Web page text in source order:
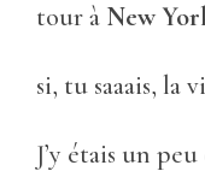
tour à New
si, tu saaais, la
J’y étais un